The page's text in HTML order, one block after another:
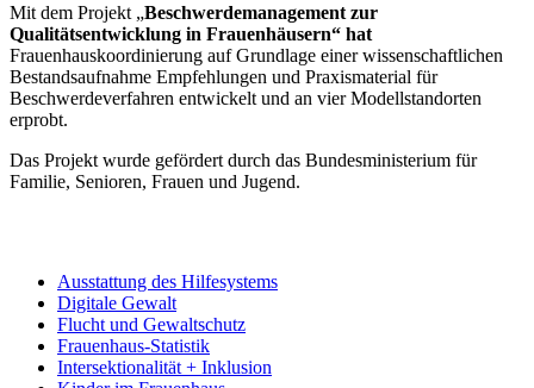
Mit dem Projekt „Beschwerdemanagement zur
Qualitätsentwicklung in Frauenhäusern“ hat
Frauenhauskoordinierung auf Grundlage einer wissenschaftlichen
Bestandsaufnahme Empfehlungen und Praxismaterial für
Beschwerdeverfahren entwickelt und an vier Modellstandorten
erprobt.
Das Projekt wurde gefördert durch das Bundesministerium für
Familie, Senioren, Frauen und Jugend.
Ausstattung des Hilfesystems
Digitale Gewalt
Flucht und Gewaltschutz
Frauenhaus-Statistik
Intersektionalität + Inklusion